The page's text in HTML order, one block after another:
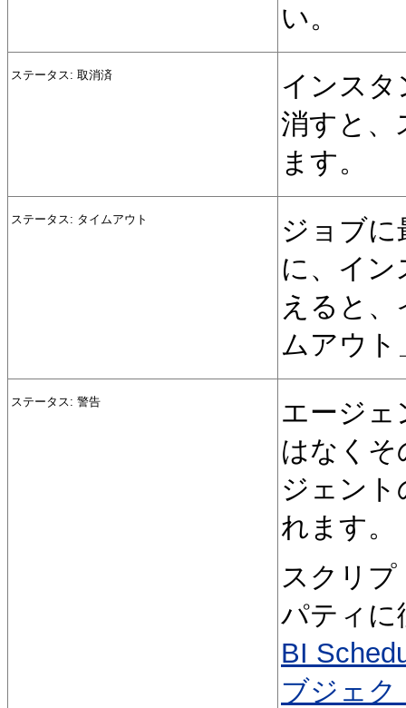
い。
ステータス: 取消済
インス
消すと、
ます。
ステータス: タイムアウト
ジョブに
に、イン
えると
ムアウト
ステータス: 警告
エージェ
はなくそ
ジェン
れます。
スクリ
パティに
BI
ブジェク